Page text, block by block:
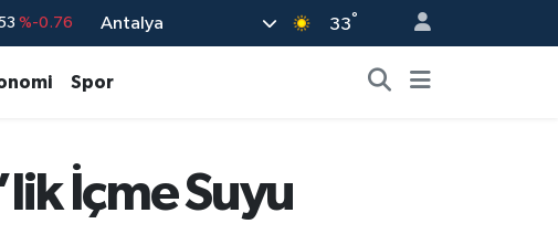
%-0.76
%0.01
%1.44
%64
Antalya 33°
Spor
İçme Suyu